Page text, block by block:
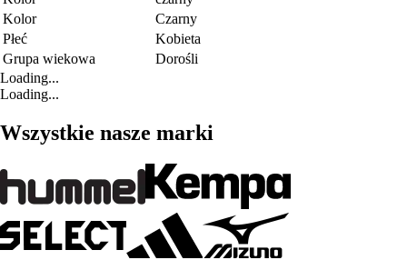
Kolor
Czarny
Płeć
Kobieta
Grupa wiekowa
Dorośli
Loading...
Loading...
Wszystkie nasze marki